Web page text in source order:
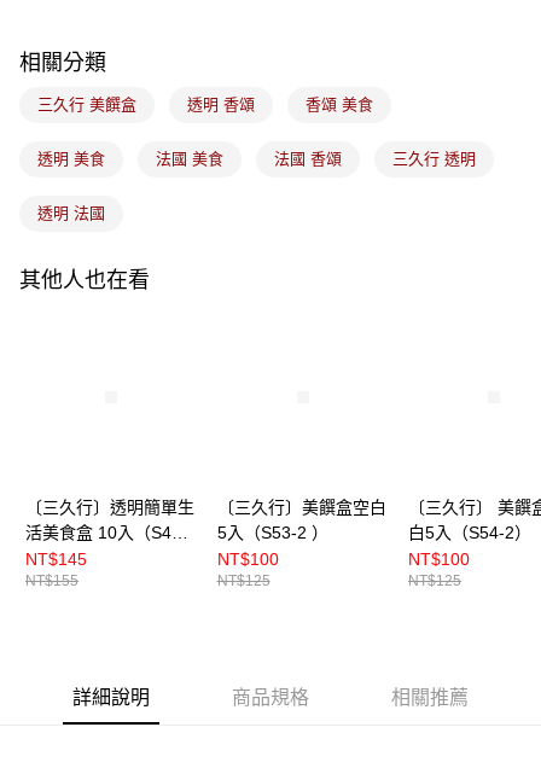
每筆NT$100，滿NT$1,500(含以上)免運費
付款後門市自取
相關分類
三久行 美饌盒 透明 香頌 香頌 美食
透明 美食 法國 美食 法國 香頌 三久行 透明
透明 法國
其他人也在看
〔三久行〕透明簡單生
活美食盒 10入（S44-3
）
NT$145
NT$155
〔三久行〕美饌盒空白
5入（S53-2 ）
NT$100
NT$125
〔三久行〕 美饌
白5入（S54-2）
NT$100
NT$125
詳細說明 商品規格 相關推薦